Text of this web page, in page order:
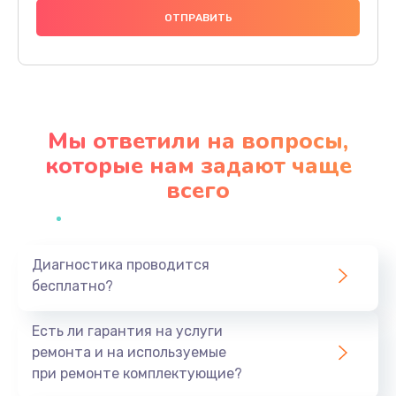
2885 руб.
Заказать
Замена шлейфа матрицы
Заказать
Мы ответили на вопросы,
которые нам задают чаще
всего
Диагностика проводится
бесплатно?
Есть ли гарантия на услуги
ремонта и на используемые
при ремонте комплектующие?